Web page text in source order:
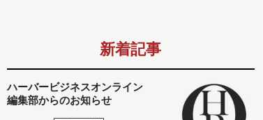
新着記事
ハーバービジネスオンライン
編集部からのお知らせ